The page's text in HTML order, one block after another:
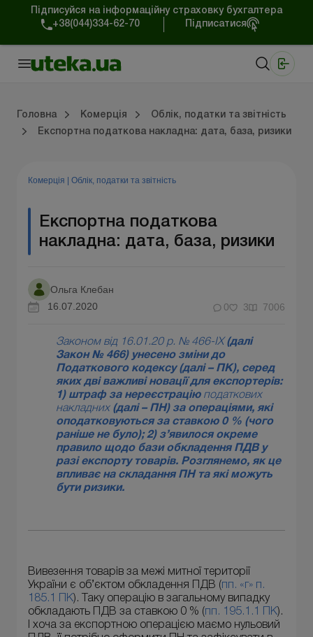
Підписуйся на інформаційну страховку бухгалтера
+38(044)334-62-70
Підписатися
Головна Комерція
Облік, податки та звiтнiсть
Експортна податкова накладна: дата, база, ризики
Комерція Облік, податки та звiтнiсть
Експортна податкова
накладна: дата, база, ризики
Ольга Клебан
16.07.2020
0 3 7006
Законом від 16.01.20 р. № 466-IX (далі
Закон № 466) унесено зміни до
Податкового кодексу (далі – ПК), серед
яких дві важливі новації для експортерів:
1) штраф за нереєстрацію податкових
накладних(далі – ПН) за операціями, які
оподатковуються за ставкою 0 % (чого
раніше не було); 2) з’явилося окреме
правило щодо бази обкладення ПДВ у
разі експорту товарів. Розглянемо, як це
впливає на складання ПН та які можуть
бути ризики.
Вивезення товарів за межі митної території
України є об’єктом обкладення ПДВ ( пп. «г» п.
185.1 ПК). Таку операцію в загальному випадку
обкладають ПДВ за ставкою 0 % ( пп. 195.1.1 ПК).
І хоча за експортною операцією маємо нульовий